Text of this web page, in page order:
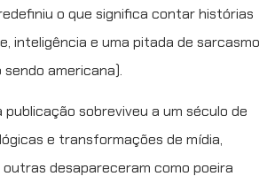
o que significa contar histórias
inteligência e uma pitada de sarcasmo
americana).
publicação sobreviveu a um século de
e transformações de mídia,
desapareceram como poeira